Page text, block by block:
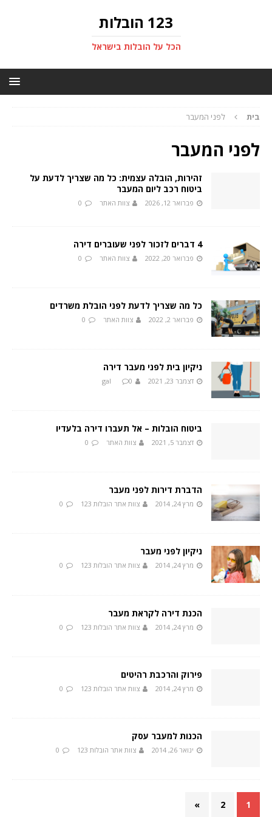
123 הובלות
הכל על הובלות בישראל
בית לפני המעבר
לפני המעבר
זהירות, הובלה עצמית: כל מה שצריך לדעת על
ביטוח רכב ליום המעבר
פברואר 12, 2026 צוות האתר 0
4 דברים לזכור לפני שעוברים דירה
פברואר 20, 2022 צוות האתר 0
כל מה שצריך לדעת לפני הובלת משרדים
פברואר 2, 2022 צוות האתר 0
ניקיון בית לפני מעבר דירה
דצמבר 23, 2021 gal 0
ביטוח הובלות – אל תעברו דירה בלעדיו
דצמבר 5, 2021 צוות האתר 0
הדברת דירות לפני מעבר
מרץ 24, 2014 צוות אתר הובלות 123 0
ניקיון לפני מעבר
מרץ 24, 2014 צוות אתר הובלות 123 0
הכנת דירה לקראת מעבר
מרץ 24, 2014 צוות אתר הובלות 123 0
פירוק והרכבת רהיטים
מרץ 24, 2014 צוות אתר הובלות 123 0
הכנות למעבר עסק
ינואר 26, 2014 צוות אתר הובלות 123 0
1
2
»